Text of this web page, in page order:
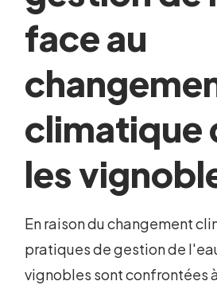
face au
climatique
les
En raison du changement
pratiques de gestion de
vignobles sont confrontées